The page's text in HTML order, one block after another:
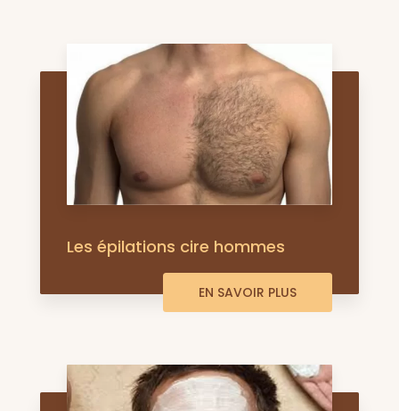
Les épilations cire hommes
EN SAVOIR PLUS